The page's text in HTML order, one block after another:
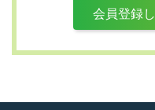
第3条 （
会員登録